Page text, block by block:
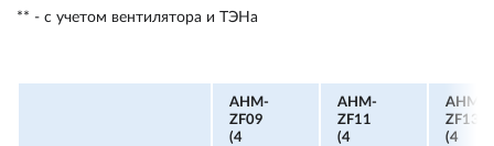
** - с учетом вентилятора и ТЭНа
AHM-
ZF09
(4
AHM-
ZF11
(4
AHM-
ZF13
(4